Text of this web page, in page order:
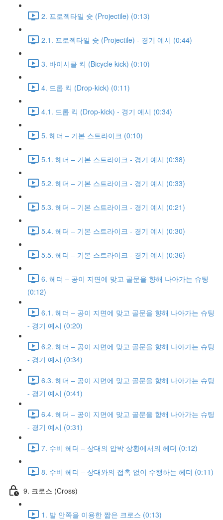
2. 프로젝타일 슛 (Projectile) (0:13)
2.1. 프로젝타일 슛 (Projectile) - 경기 예시 (0:44)
3. 바이시클 킥 (Bicycle kick) (0:10)
4. 드롭 킥 (Drop-kick) (0:11)
4.1. 드롭 킥 (Drop-kick) - 경기 예시 (0:34)
5. 헤더 – 기본 스트라이크 (0:10)
5.1. 헤더 – 기본 스트라이크 - 경기 예시 (0:38)
5.2. 헤더 – 기본 스트라이크 - 경기 예시 (0:33)
5.3. 헤더 – 기본 스트라이크 - 경기 예시 (0:21)
5.4. 헤더 – 기본 스트라이크 - 경기 예시 (0:30)
5.5. 헤더 – 기본 스트라이크 - 경기 예시 (0:36)
6. 헤더 – 공이 지면에 맞고 골문을 향해 나아가는 슈팅
(0:12)
6.1. 헤더 – 공이 지면에 맞고 골문을 향해 나아가는 슈팅
- 경기 예시 (0:20)
6.2. 헤더 – 공이 지면에 맞고 골문을 향해 나아가는 슈팅
- 경기 예시 (0:34)
6.3. 헤더 – 공이 지면에 맞고 골문을 향해 나아가는 슈팅
- 경기 예시 (0:41)
6.4. 헤더 – 공이 지면에 맞고 골문을 향해 나아가는 슈팅
- 경기 예시 (0:31)
7. 수비 헤더 – 상대의 압박 상황에서의 헤더 (0:12)
8. 수비 헤더 – 상대와의 접촉 없이 수행하는 헤더 (0:11)
9. 크로스 (Cross)
1. 발 안쪽을 이용한 짧은 크로스 (0:13)